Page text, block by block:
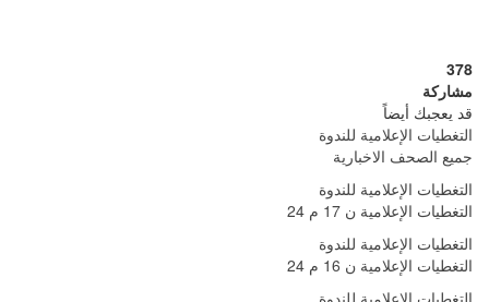
378
مشاركة
قد يعجبك أيضاً
التغطيات الإعلامية للندوة
جميع الصحف الاخبارية
التغطيات الإعلامية للندوة
التغطيات الإعلامية ن 17 م 24
التغطيات الإعلامية للندوة
التغطيات الإعلامية ن 16 م 24